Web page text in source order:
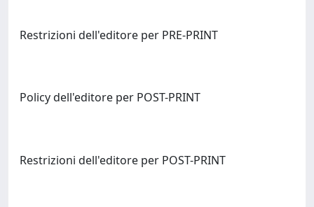
Restrizioni dell'editore per PRE-PRINT
Policy dell'editore per POST-PRINT
Restrizioni dell'editore per POST-PRINT